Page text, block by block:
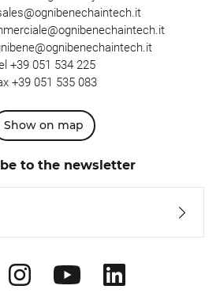
+39 051 534 225
+39 051 535 083
Show on map
to the newsletter